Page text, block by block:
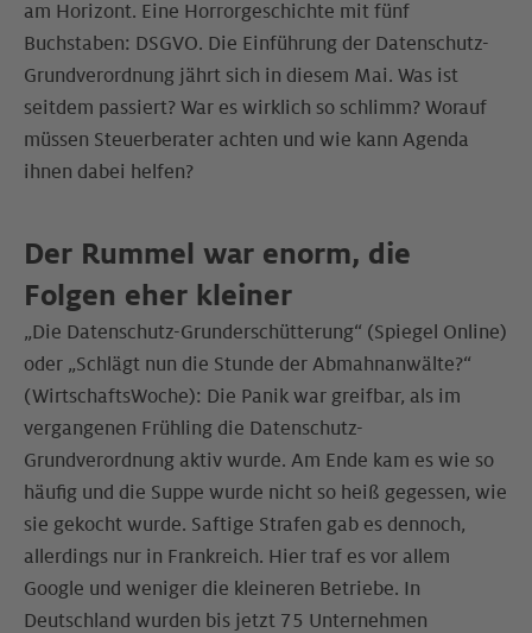
am Horizont. Eine Horrorgeschichte mit fünf
Buchstaben: DSGVO. Die Einführung der Datenschutz-
Grundverordnung jährt sich in diesem Mai. Was ist
seitdem passiert? War es wirklich so schlimm? Worauf
müssen Steuerberater achten und wie kann Agenda
ihnen dabei helfen?
Der Rummel war enorm, die
Folgen eher kleiner
„Die Datenschutz-Grunderschütterung“ (Spiegel Online)
oder „Schlägt nun die Stunde der Abmahnanwälte?“
(WirtschaftsWoche): Die Panik war greifbar, als im
vergangenen Frühling die Datenschutz-
Grundverordnung aktiv wurde. Am Ende kam es wie so
häufig und die Suppe wurde nicht so heiß gegessen, wie
sie gekocht wurde. Saftige Strafen gab es dennoch,
allerdings nur in Frankreich. Hier traf es vor allem
Google und weniger die kleineren Betriebe. In
Deutschland wurden bis jetzt 75 Unternehmen